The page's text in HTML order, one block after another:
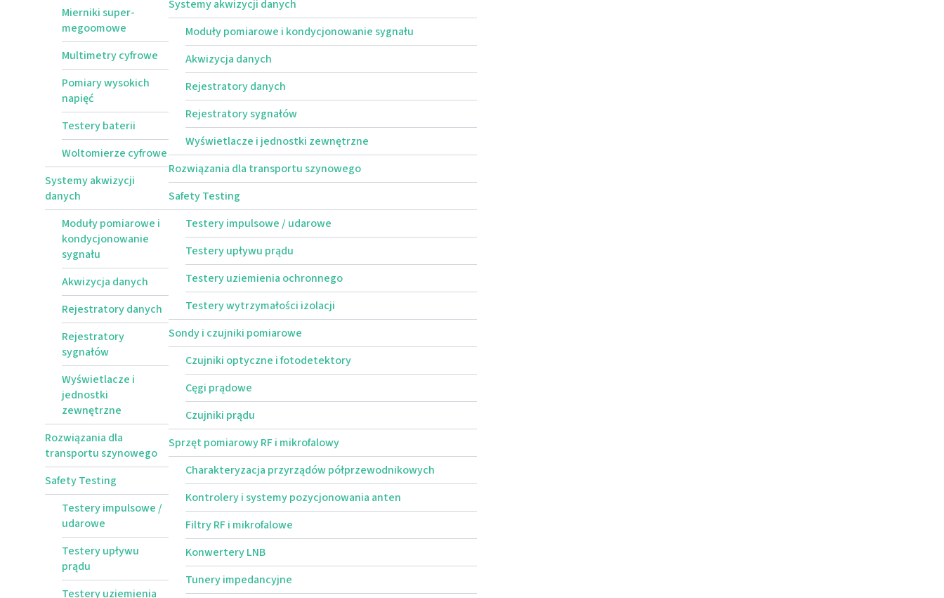
Mierniki super-
megoomowe
Multimetry cyfrowe
Pomiary wysokich
napięć
Testery baterii
Woltomierze cyfrowe
Systemy akwizycji
danych
Moduły pomiarowe i
kondycjonowanie
sygnału
Akwizycja danych
Rejestratory danych
Rejestratory
sygnałów
Wyświetlacze i
jednostki
zewnętrzne
Rozwiązania dla
transportu szynowego
Safety Testing
Testery impulsowe /
udarowe
Testery upływu
prądu
Testery uziemienia
Systemy akwizycji danych
Moduły pomiarowe i kondycjonowanie sygnału
Akwizycja danych
Rejestratory danych
Rejestratory sygnałów
Wyświetlacze i jednostki zewnętrzne
Rozwiązania dla transportu szynowego
Safety Testing
Testery impulsowe / udarowe
Testery upływu prądu
Testery uziemienia ochronnego
Testery wytrzymałości izolacji
Sondy i czujniki pomiarowe
Czujniki optyczne i fotodetektory
Cęgi prądowe
Czujniki prądu
Sprzęt pomiarowy RF i mikrofalowy
Charakteryzacja przyrządów półprzewodnikowych
Kontrolery i systemy pozycjonowania anten
Filtry RF i mikrofalowe
Konwertery LNB
Tunery impedancyjne